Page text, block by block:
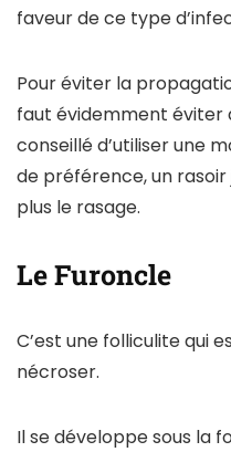
faveur de ce type
Pour éviter la
faut évidemment éviter
conseillé d’utiliser une
de préférence, un
plus le rasage.
Le Furoncle
C’est une folliculite qui
nécroser.
Il se développe sous la